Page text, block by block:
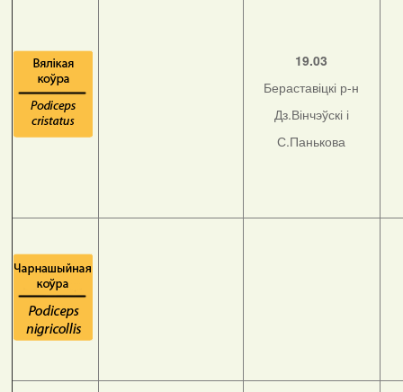
19.03
Бераставіцкі р-н
Дз.Вінчэўскі і
С.Панькова